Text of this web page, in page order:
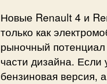
Новые Renault 4 и
только как
рыночный потенциал
части дизайна. Если
бензиновая версия,